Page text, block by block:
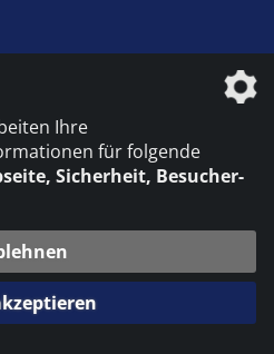
ist ein Unternehmen der
Media GmbH
- Internetagentur
Ihre
für folgende
Sicherheit, Besucher-